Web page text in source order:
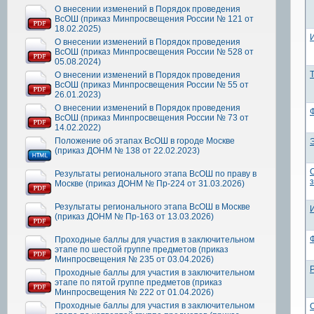
О внесении изменений в Порядок проведения
ВсОШ (приказ Минпросвещения России № 121 от
18.02.2025)
О внесении изменений в Порядок проведения
ВсОШ (приказ Минпросвещения России № 528 от
05.08.2024)
О внесении изменений в Порядок проведения
ВсОШ (приказ Минпросвещения России № 55 от
26.01.2023)
О внесении изменений в Порядок проведения
ВсОШ (приказ Минпросвещения России № 73 от
14.02.2022)
Положение об этапах ВсОШ в городе Москве
(приказ ДОНМ № 138 от 22.02.2023)
Результаты регионального этапа ВсОШ по праву в
Москве (приказ ДОНМ № Пр-224 от 31.03.2026)
Результаты регионального этапа ВсОШ в Москве
(приказ ДОНМ № Пр-163 от 13.03.2026)
Проходные баллы для участия в заключительном
этапе по шестой группе предметов (приказ
Минпросвещения № 235 от 03.04.2026)
Проходные баллы для участия в заключительном
этапе по пятой группе предметов (приказ
Минпросвещения № 222 от 01.04.2026)
Проходные баллы для участия в заключительном